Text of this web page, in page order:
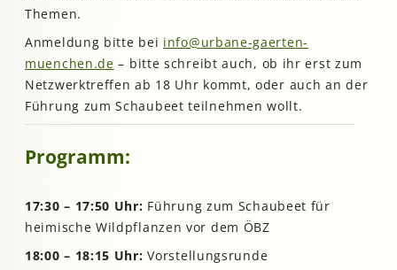
Themen.
Anmeldung bitte bei info@urbane-gaerten-
muenchen.de – bitte schreibt auch, ob ihr erst zum
Netzwerktreffen ab 18 Uhr kommt, oder auch an der
Führung zum Schaubeet teilnehmen wollt.
Programm:
17:30 – 17:50 Uhr: Führung zum Schaubeet für
heimische Wildpflanzen vor dem ÖBZ
18:00 – 18:15 Uhr: Vorstellungsrunde